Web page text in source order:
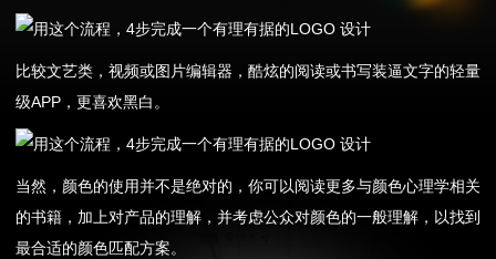
比较文艺类，视频或图片编辑器，酷炫的阅读或书写装逼文字的轻量
级APP，更喜欢黑白。
当然，颜色的使用并不是绝对的，你可以阅读更多与颜色心理学相关
的书籍，加上对产品的理解，并考虑公众对颜色的一般理解，以找到
最合适的颜色匹配方案。